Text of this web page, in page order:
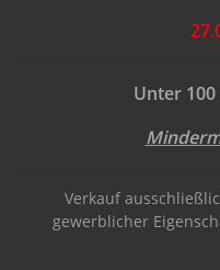
Unter
Verkauf
gewerblicher